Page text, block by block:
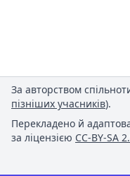
За авторством
пізніших учасників).
Перекладено й
за ліцензією CC-BY-SA